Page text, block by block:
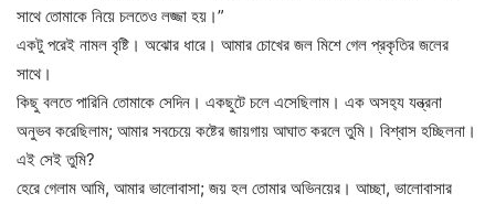
সাথে তোমাকে নিয়ে চলতেও লজ্জা হয়।”
একটু পরেই নামল বৃষ্টি। অঝোর ধারে। আমার চোখের জল মিশে গেল প্রকৃতির জলের
সাথে।
কিছু বলতে পারিনি তোমাকে সেদিন। একছুটে চলে এসেছিলাম। এক অসহ‍্য যন্ত্রনা
অনুভব করেছিলাম; আমার সবচেয়ে কষ্টের জায়গায় আঘাত করলে তুমি। বিশ্বাস হচ্ছিলনা।
এই সেই তুমি?
হেরে গেলাম আমি, আমার ভালোবাসা; জয় হল তোমার অভিনয়ের। আচ্ছা, ভালোবাসার